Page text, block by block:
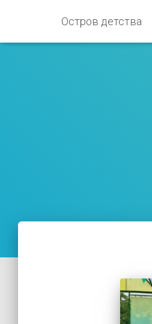
Остров детства